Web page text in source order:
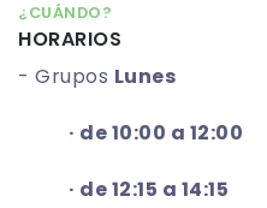
¿CUÁNDO?
HORARIOS
- Grupos Lunes
· de 10:00 a 12:00
· de 12:15 a 14:15